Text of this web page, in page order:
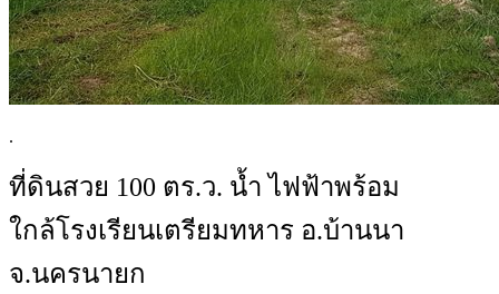
.
ที่ดินสวย 100 ตร.ว. น้ำ ไฟฟ้าพร้อม
ใกล้โรงเรียนเตรียมทหาร อ.บ้านนา
จ.นครนายก